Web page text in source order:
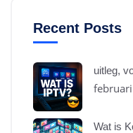
Recent Posts
uitleg,
Wat is